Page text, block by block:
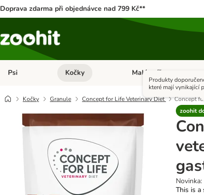
Doprava zdarma při objednávce nad 799 Kč**
Psi Otevřít menu: Psi
Kočky Otevřít menu: Kočky
Malá zvířata
Kočky Granule Concept for Life Veterinary Diet
Concept
zoohit
Produkty
které mají vynikající
This is a